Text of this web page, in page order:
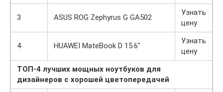
3 ASUS ROG Zephyrus G GA502
Узнать
цену
4 HUAWEI MateBook D 15.6″
Узнать
цену
ТОП-4 лучших мощных ноутбуков для
дизайнеров с хорошей цветопередачей